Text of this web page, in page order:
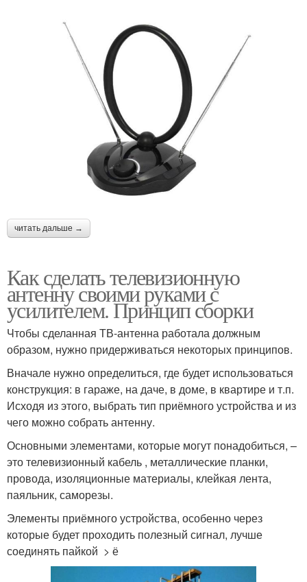
читать дальше →
Как сделать телевизионную
антенну своими руками с
усилителем. Принцип сборки
Чтобы сделанная ТВ-антенна работала должным
образом, нужно придерживаться некоторых принципов.
Вначале нужно определиться, где будет использоваться
конструкция: в гараже, на даче, в доме, в квартире и т.п.
Исходя из этого, выбрать тип приёмного устройства и из
чего можно собрать антенну.
Основными элементами, которые могут понадобиться, –
это телевизионный кабель , металлические планки,
провода, изоляционные материалы, клейкая лента,
паяльник, саморезы.
Элементы приёмного устройства, особенно через
которые будет проходить полезный сигнал, лучше
соединять пайкой > ё